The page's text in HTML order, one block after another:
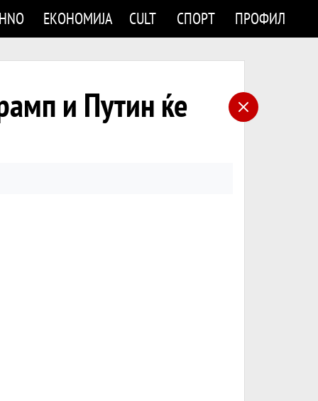
ЕКОНОМИЈА CULT СПОРТ ПРОФИЛ
и Путин ќе